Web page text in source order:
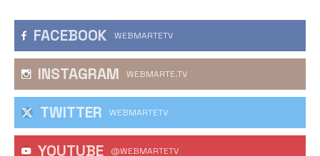
FACEBOOK WEBMARTETV
INSTAGRAM WEBMARTE.TV
TWITTER WEBMARTETV
YOUTUBE @WEBMARTETV